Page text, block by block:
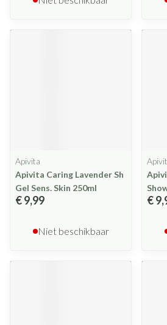
Apivita
Apivita Caring Lavender Sh
Gel Sens. Skin 250ml
€ 9,99
Niet beschikbaar
€